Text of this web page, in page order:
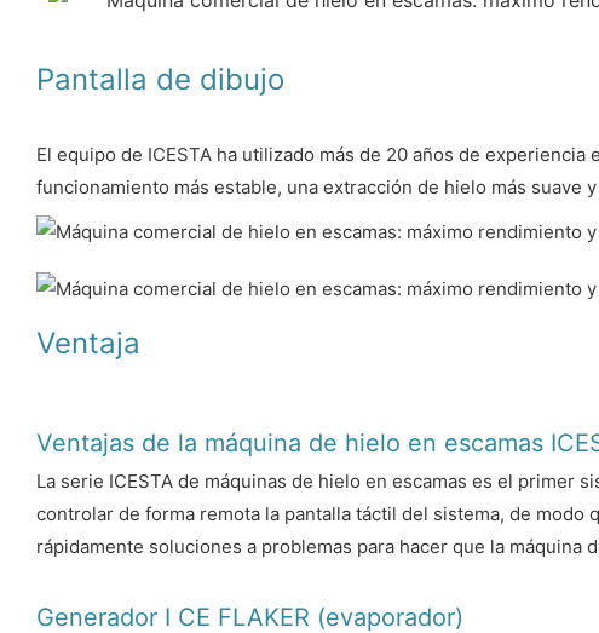
Pantalla de dibujo
El equipo de ICESTA ha utilizado más de 20 años de
funcionamiento más estable, una extracción de hielo más suave
Ventaja
Ventajas de la máquina de hielo en escamas
La serie ICESTA de máquinas de hielo en escamas es el
controlar de forma remota la pantalla táctil del sistema, de
rápidamente soluciones a problemas para hacer que la máquina
Generador I CE FLAKER (evaporador)